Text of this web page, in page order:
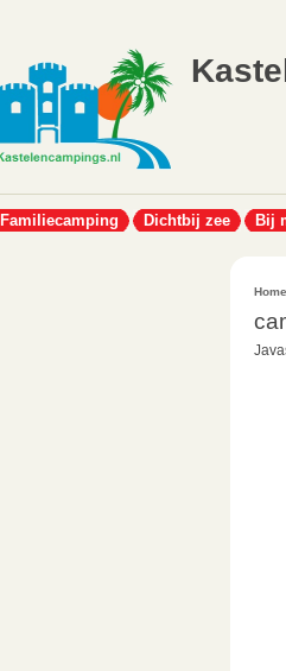
Familiecamping Dichtbij zee Bij
Home